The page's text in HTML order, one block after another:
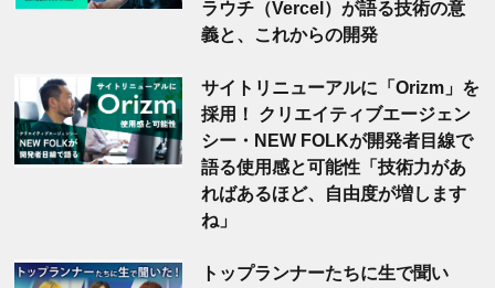
ラウチ（Vercel）が語る技術の意
義と、これからの開発
サイトリニューアルに「Orizm」を
採用！ クリエイティブエージェン
シー・NEW FOLKが開発者目線で
語る使用感と可能性「技術力があ
ればあるほど、自由度が増します
ね」
トップランナーたちに生で聞い